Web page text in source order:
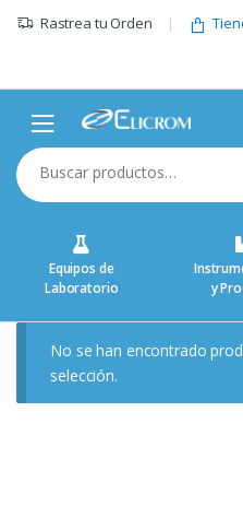
Rastrea tu Orden
Buscar
por:
Equipos de
Laboratorio
y
No se han encontrado
selección.